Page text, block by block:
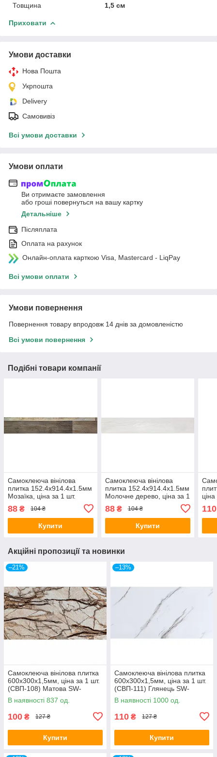
Товщина 1,5 см
Приховати
Умови доставки
Нова Пошта
Укрпошта
Delivery
Самовивіз
Всі умови доставки
Умови оплати
Ви отримаєте замовлення
або гроші повернуться на вашу картку
Детальніше
Післяплата
Оплата на рахунок
Онлайн-оплата карткою Visa, Mastercard - LiqPay
Всі умови оплати
Умови повернення
Повернення товару впродовж 14 днів за домовленістю
Всі умови повернення
Подібні товари компанії
Самоклеюча вінілова
плитка 152.4х914.4х1.5мм
Мозаїка, ціна за 1 шт.
00000223
88 ₴ 104 ₴
Купити
Самоклеюча вінілова
плитка 152.4х914.4х1.5мм
Молочне дерево, ціна за 1
шт. (СВП-009) Матова SW-
00000287
88₴ 104 ₴
Купити
110
Акційні пропозиції та новинки
–21%
Самоклеюча вінілова плитка
600х300х1,5мм, ціна за 1 шт.
(СВП-108) Матова SW-
00000497
В наявності 837 од.
100 ₴ 127 ₴
Купити
–13%
Самоклеюча вінілова плитка
600х300х1,5мм, ціна за 1 шт.
(СВП-111) Глянець SW-
00000500
В наявності 1000 од.
110 ₴ 127 ₴
Купити